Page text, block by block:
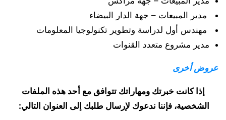
مدير المبيعات – جهة الدار البيضاء
مهندس أول لدراسة وتطوير تكنولوجيا المعلومات
مدير مشروع متعدد القنوات
عروض أخرى
إذا كانت خبرتك ومهاراتك تتوافق مع أحد هذه الملفات
الشخصية، فإننا ندعوك لإرسال طلبك إلى العنوان التالي: